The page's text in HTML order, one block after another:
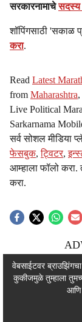
सरकारनामाचेसदस्य
शॉपिंगसाठी 'सकाळ
करा.
Read Latest
from Maharashtra,
Live Political
Sarkarnama
सर्व सोशल मीडिया
फेसबुक,ट्विटर,
आम्हाला फॉलो
करा.
वेबसाईटवर
कुकीजमुळे तुम्हाला
आणि